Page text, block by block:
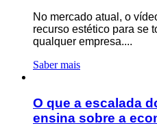
No mercado atual, o
recurso estético para se
qualquer empresa....
Saber mais
O que a escalada
ensina sobre a